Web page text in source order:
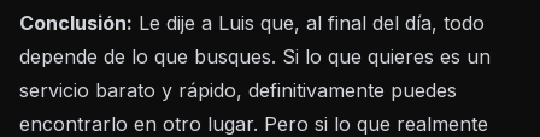
Conclusión: Le dije a Luis que, al final del día, todo
depende de lo que busques. Si lo que quieres es un
servicio barato y rápido, definitivamente puedes
encontrarlo en otro lugar. Pero si lo que realmente